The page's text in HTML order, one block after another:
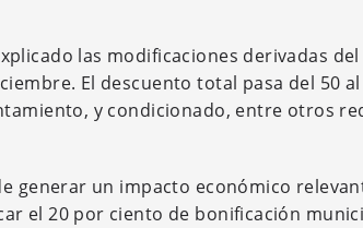
las modificaciones derivadas
El descuento total pasa del 50
y condicionado, entre otros
generar un impacto económico
el 20 por ciento de bonificación